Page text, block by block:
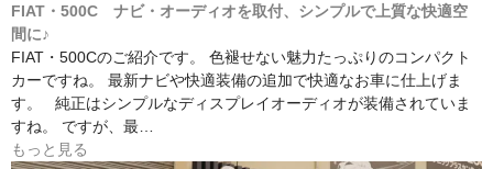
FIAT・500C ナビ・オーディオを取付、シンプルで上質な快適空
間に♪
FIAT・500Cのご紹介です。 色褪せない魅力たっぷりのコンパクト
カーですね。 最新ナビや快適装備の追加で快適なお車に仕上げま
す。 純正はシンプルなディスプレイオーディオが装備されていま
すね。 ですが、最…
もっと見る